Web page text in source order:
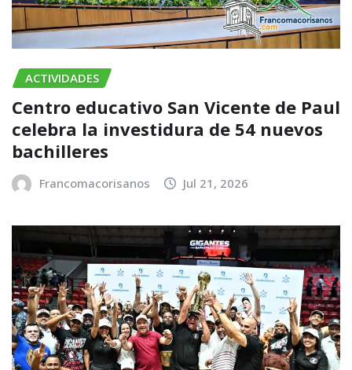
ACTIVIDADES
Centro educativo San Vicente de Paul
celebra la investidura de 54 nuevos
bachilleres
Francomacorisanos Jul 21, 2026